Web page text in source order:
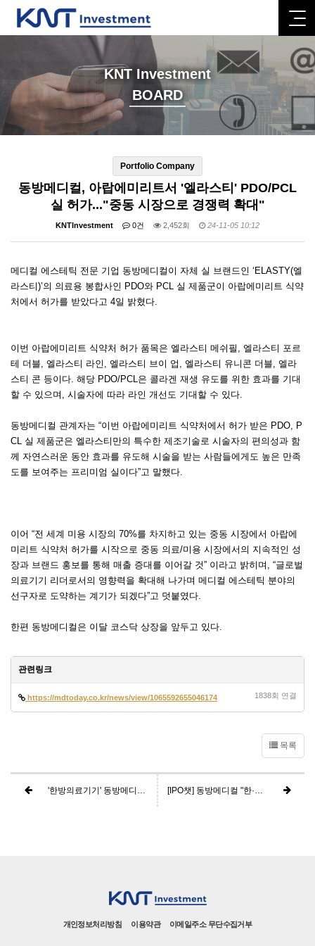
KNT Investment
BOARD
Portfolio Company
동방메디컬, 아랍에미리트서 '엘라스티' PDO/PCL
실 허가..."중동 시장으로 경쟁력 확대"
KNTInvestment 0건 2,452회 24-11-05 10:12
메디컬 에스테틱 전문 기업 동방메디컬이 자체 실 브랜드인 ‘ELASTY(엘
라스티)’의 의료용 봉합사인 PDO와 PCL 실 제품군이 아랍에미리트 식약
처에서 허가를 받았다고 4일 밝혔다.
이번 아랍에미리트 식약처 허가 품목은 엘라스티 메쉬필, 엘라스티 포르
테 더블, 엘라스티 라인, 엘라스티 브이 업, 엘라스티 유니콘 더블, 엘라
스티 콘 등이다. 해당 PDO/PCL은 콜라겐 재생 유도를 위한 효과를 기대
할 수 있으며, 시술자에 따라 라인 개선도 기대할 수 있다.
동방메디컬 관계자는 “이번 아랍에미리트 식약처에서 허가 받은 PDO, P
CL 실 제품군은 엘라스티만의 특수한 제조기술로 시술자의 편의성과 함
께 자연스러운 동안 효과를 유도해 시술을 받는 사람들에게도 높은 만족
도를 보여주는 프리미엄 실이다”고 말했다.
이어 “전 세계 미용 시장의 70%를 차지하고 있는 중동 시장에서 아랍에
미리트 식약처 허가를 시작으로 중동 의료/미용 시장에서의 지속적인 성
장과 브랜드 홍보를 통해 매출 증대를 이어갈 것” 이라고 밝히며, “글로벌
의료기기 리더로서의 영향력을 확대해 나가며 메디컬 에스테틱 분야의
선구자로 도약하는 계기가 되겠다”고 덧붙였다.
한편 동방메디컬은 이달 코스닥 상장을 앞두고 있다.
관련링크
https://mdtoday.co.kr/news/view/1065592655046174 1838회 연결
목록
'한방의료기기' 동방메디컬, 내년 1월 상장 재도전 [IPO챗] 동방메디컬 "한·양방 아우르는 글로벌 메디컬 기업될 것"
개인정보처리방침 이용약관 이메일주소 무단수집거부